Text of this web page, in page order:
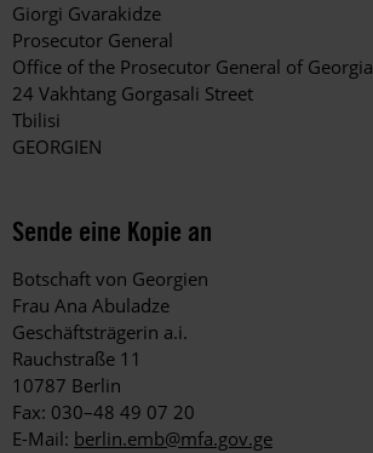
Giorgi Gvarakidze
Prosecutor General
Office of the Prosecutor General of Georgia
24 Vakhtang Gorgasali Street
Tbilisi
GEORGIEN
Sende eine Kopie an
Botschaft von Georgien
Frau Ana Abuladze
Geschäftsträgerin a.i.
Rauchstraße 11
10787 Berlin
Fax: 030–48 49 07 20
E-Mail: berlin.emb@mfa.gov.ge